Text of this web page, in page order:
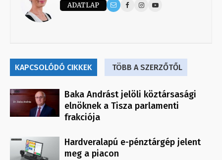
ADATLAP
KAPCSOLÓDÓ CIKKEK TÖBB A SZERZŐTŐL
Baka Andrást jelöli köztársasági
elnöknek a Tisza parlamenti
frakciója
Hardveralapú e-pénztárgép jelent
meg a piacon